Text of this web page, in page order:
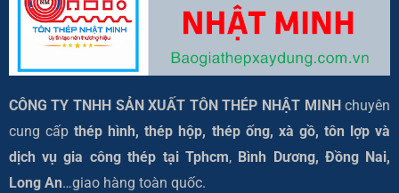
CÔNG TY TNHH SẢN XUẤT TÔN THÉP NHẬT MINHchuyên
cung cấpthép hình, thép hộp, thép ống, xà gồ, tôn lợp và
dịch vụ gia công thép tại Tphcm, Bình Dương, Đồng Nai,
Long An…giao hàng toàn quốc.